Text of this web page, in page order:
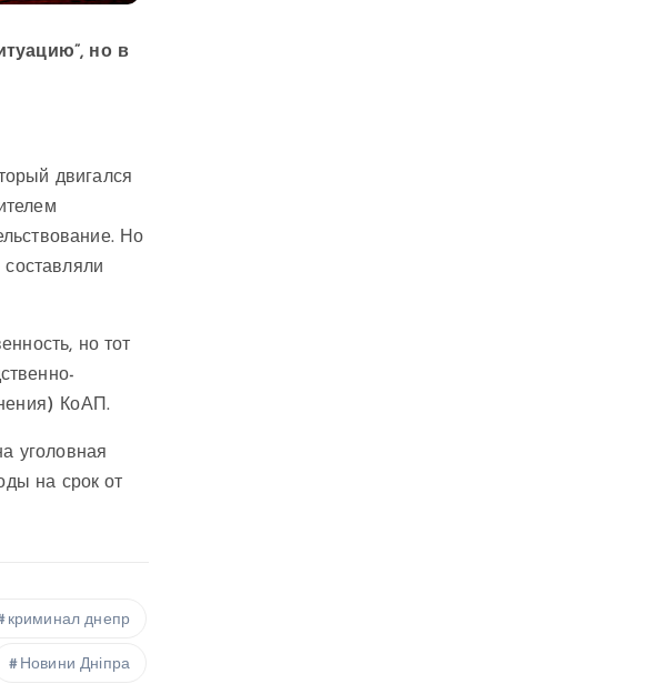
но в
двигался
Но
но тот
КоАП.
уголовная
на срок от
криминал днепр
Новини Дніпра